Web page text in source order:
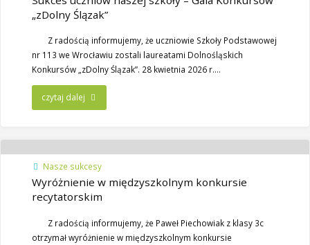
„zDolny Ślązak”
​Z radością informujemy, że uczniowie Szkoły Podstawowej
nr 113 we Wrocławiu zostali laureatami Dolnośląskich
Konkursów „zDolny Ślązak”. ​28 kwietnia 2026 r….
czytaj dalej
Nasze sukcesy
Wyróżnienie w międzyszkolnym konkursie
recytatorskim
Z radością informujemy, że Paweł Piechowiak z klasy 3c
otrzymał wyróżnienie w międzyszkolnym konkursie